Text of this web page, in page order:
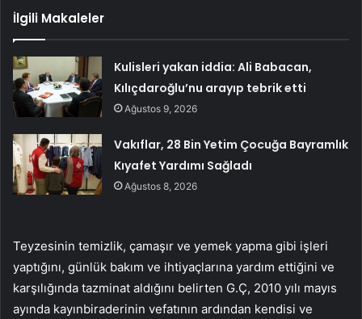
İlgili Makaleler
Kulisleri yakan iddia: Ali Babacan,
Kılıçdaroğlu’nu arayıp tebrik etti
Ağustos 9, 2026
Vakıflar, 28 Bin Yetim Çocuğa Bayramlık
Kıyafet Yardımı Sağladı
Ağustos 8, 2026
Teyzesinin temizlik, çamaşır ve yemek yapma gibi işleri
yaptığını, günlük bakım ve ihtiyaçlarına yardım ettiğini ve
karşılığında tazminat aldığını belirten G.Ç, 2010 yılı mayıs
ayında kayınbiraderinin vefatının ardından kendisi ve